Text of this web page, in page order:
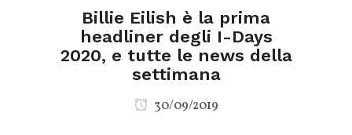
Billie Eilish è la prima
headliner degli I-Days
2020, e tutte le news della
settimana
30/09/2019